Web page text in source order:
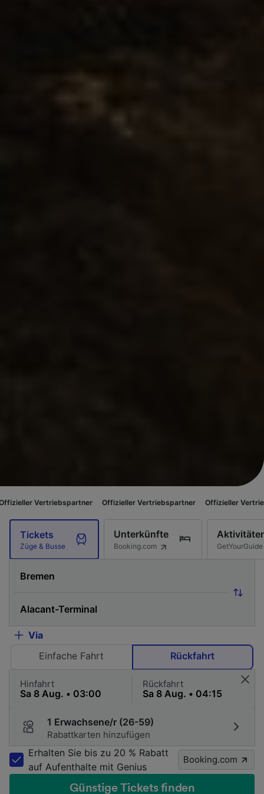
Offizieller Vertriebspartner Offizieller Vertriebspartner
Tickets
Züge & Busse
Unterkünfte
Booking.com GetYourGuide
Via
Einfache Fahrt
Rückfahrt
Hinfahrt Rückfahrt
1 Erwachsene/r (26-59)
Rabattkarten hinzufügen
Erhalten Sie bis zu 20 % Rabatt
auf Aufenthalte mit Genius
Booking.com
Günstige Tickets finden